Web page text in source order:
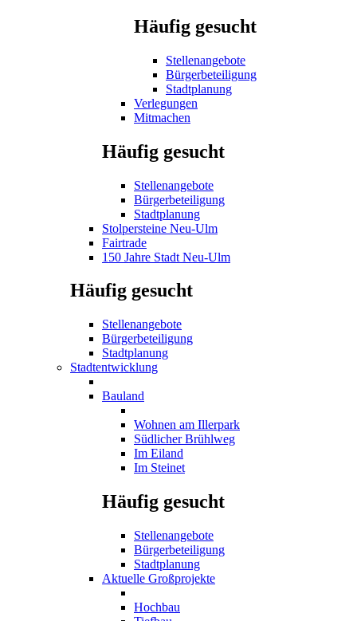
Häufig gesucht
Stellenangebote
Bürgerbeteiligung
Stadtplanung
Verlegungen
Mitmachen
Häufig gesucht
Stellenangebote
Bürgerbeteiligung
Stadtplanung
Stolpersteine Neu-Ulm
Fairtrade
150 Jahre Stadt Neu-Ulm
Häufig gesucht
Stellenangebote
Bürgerbeteiligung
Stadtplanung
Stadtentwicklung
Bauland
Wohnen am Illerpark
Südlicher Brühlweg
Im Eiland
Im Steinet
Häufig gesucht
Stellenangebote
Bürgerbeteiligung
Stadtplanung
Aktuelle Großprojekte
Hochbau